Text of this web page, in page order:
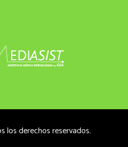
los derechos reservados.